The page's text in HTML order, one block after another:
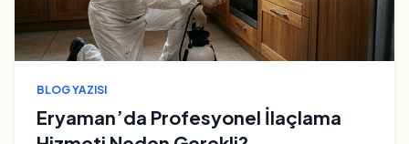
BLOG YAZISI
Eryaman’da Profesyonel İlaçlama